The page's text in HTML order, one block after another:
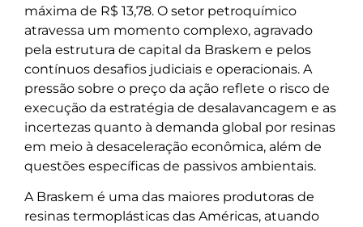
máxima de R$ 13,78. O setor petroquímico
atravessa um momento complexo, agravado
pela estrutura de capital da Braskem e pelos
contínuos desafios judiciais e operacionais. A
pressão sobre o preço da ação reflete o risco de
execução da estratégia de desalavancagem e as
incertezas quanto à demanda global por resinas
em meio à desaceleração econômica, além de
questões específicas de passivos ambientais.
A Braskem é uma das maiores produtoras de
resinas termoplásticas das Américas, atuando